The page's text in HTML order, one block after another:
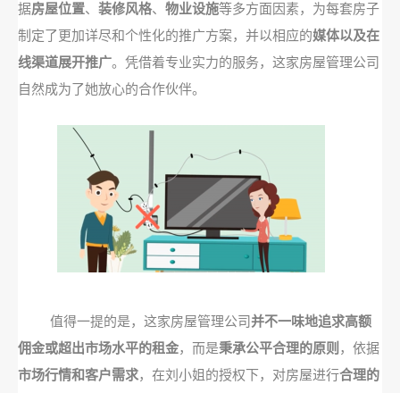
据房屋位置、 装修风格、 物业设施等多方面因素，为每套房子
制定了更加详尽和个性化的推广方案，并以相应的媒体以及在
线渠道展开推广。凭借着专业实力的服务，这家房屋管理公司
自然成为了她放心的合作伙伴。
值得一提的是，这家房屋管理公司并不一味地追求高额
佣金或超出市场水平的租金，而是秉承公平合理的原则 ，依据
市场行情和客户需求，在刘小姐的授权下，对房屋进行合理的